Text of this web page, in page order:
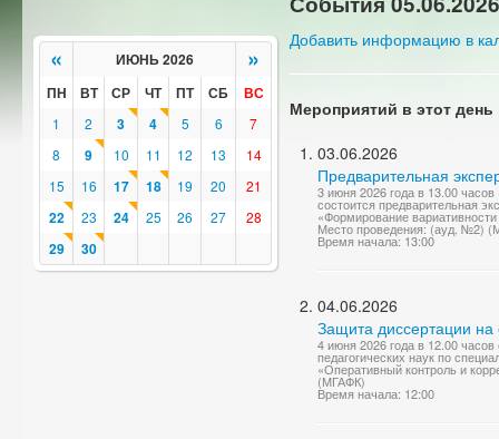
« ИЮНЬ 2026 »
ПН ВТ СР ЧТ ПТ СБ ВС
1 2 3 4 5 6
7
8
9 10 11 12 13
14
15
16 17 18 19 20 21
22 23 24 25 26 27 28
29 30
Добавить информацию в
Мероприятий в этот день
03.06.2026
Предварительная
3 июня 2026 года в 13.00
состоится предварительная
«Формирование
Место проведения: (ауд. №2)
Время начала: 13:00
04.06.2026
Защита диссертации на
4 июня 2026 года в 12.00
педагогических наук по
«Оперативный контроль и
(МГАФК)
Время начала: 12:00